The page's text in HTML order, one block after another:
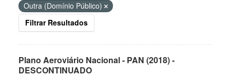
Outra (Domínio Público)
Filtrar Resultados
Plano Aeroviário Nacional - PAN (2018) -
DESCONTINUADO